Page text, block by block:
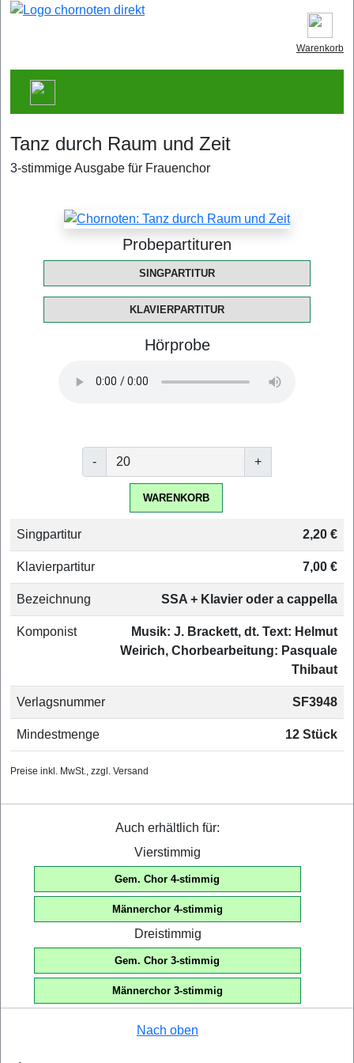
Warenkorb
Tanz durch Raum und Zeit
3-stimmige Ausgabe für Frauenchor
Probepartituren
SINGPARTITUR
KLAVIERPARTITUR
Hörprobe
- +
WARENKORB
Singpartitur 2,20 €
Klavierpartitur 7,00 €
Bezeichnung SSA + Klavier oder a cappella
Komponist
Musik: J. Brackett, dt. Text: Helmut
Weirich, Chorbearbeitung: Pasquale
Thibaut
Verlagsnummer SF3948
Mindestmenge 12 Stück
Preise inkl. MwSt., zzgl. Versand
Auch erhältlich für:
Vierstimmig
Gem. Chor 4-stimmig
Männerchor 4-stimmig
Dreistimmig
Gem. Chor 3-stimmig
Männerchor 3-stimmig
Nach oben